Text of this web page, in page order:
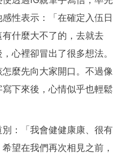
性表示：「在確定入伍日
什麼大不了的，去就去
心裡卻冒出了很多想法。
麼先向大家開口。不過像
下來後，心情似乎也輕鬆
：「我會健健康康、很有
望在我們再次相見之前，